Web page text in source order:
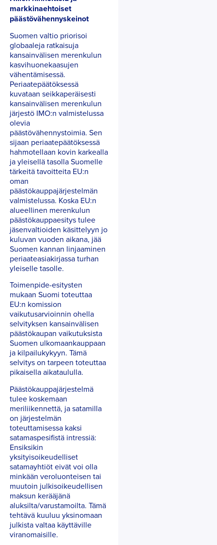
markkinaehtoiset
päästövähennyskeinot
Suomen valtio priorisoi
globaaleja ratkaisuja
kansainvälisen merenkulun
kasvihuonekaasujen
vähentämisessä.
Periaatepäätöksessä
kuvataan seikkaperäisesti
kansainvälisen merenkulun
järjestö IMO:n valmistelussa
olevia
päästövähennystoimia. Sen
sijaan periaatepäätöksessä
hahmotellaan kovin karkealla
ja yleisellä tasolla Suomelle
tärkeitä tavoitteita EU:n
oman
päästökauppajärjestelmän
valmistelussa. Koska EU:n
alueellinen merenkulun
päästökauppaesitys tulee
jäsenvaltioiden käsittelyyn jo
kuluvan vuoden aikana, jää
Suomen kannan linjaaminen
periaateasiakirjassa turhan
yleiselle tasolle.
Toimenpide-esitysten
mukaan Suomi toteuttaa
EU:n komission
vaikutusarvioinnin ohella
selvityksen kansainvälisen
päästökaupan vaikutuksista
Suomen ulkomaankauppaan
ja kilpailukykyyn. Tämä
selvitys on tarpeen toteuttaa
pikaisella aikataululla.
Päästökauppajärjestelmä
tulee koskemaan
meriliikennettä, ja satamilla
on järjestelmän
toteuttamisessa kaksi
satamaspesifistä intressiä:
Ensiksikin
yksityisoikeudelliset
satamayhtiöt eivät voi olla
minkään veroluonteisen tai
muutoin julkisoikeudellisen
maksun kerääjänä
aluksilta/varustamoilta. Tämä
tehtävä kuuluu yksinomaan
julkista valtaa käyttäville
viranomaisille.